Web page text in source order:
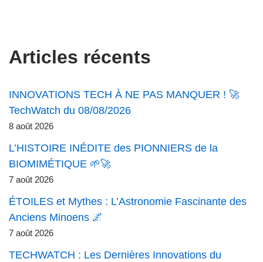
Articles récents
INNOVATIONS TECH À NE PAS MANQUER ! 🚀
TechWatch du 08/08/2026
8 août 2026
L’HISTOIRE INÉDITE des PIONNIERS de la
BIOMIMÉTIQUE 🌱🚀
7 août 2026
ÉTOILES et Mythes : L’Astronomie Fascinante des
Anciens Minoens 🌌
7 août 2026
TECHWATCH : Les Dernières Innovations du